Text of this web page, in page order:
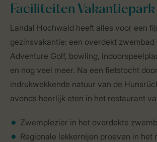
Faciliteiten
Landal Hochwald heeft alles voor een
gezinsvakantie: een overdekt zwembad
Adventure Golf, bowling,
en nog veel meer. Na een fietstocht
indrukwekkende natuur van de
avonds heerlijk eten in het restaurant
Zwemplezier in het overdekte
Regionale lekkernijen proeven in het